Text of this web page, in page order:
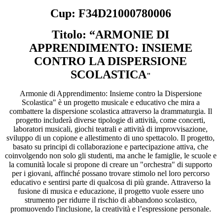
Cup: F34D21000780006
Titolo: “ARMONIE DI
APPRENDIMENTO: INSIEME
CONTRO LA DISPERSIONE
SCOLASTICA"
Armonie di Apprendimento: Insieme contro la Dispersione
Scolastica" è un progetto musicale e educativo che mira a
combattere la dispersione scolastica attraverso la drammaturgia. Il
progetto includerà diverse tipologie di attività, come concerti,
laboratori musicali, giochi teatrali e attività di improvvisazione,
sviluppo di un copione e allestimento di uno spettacolo. Il progetto,
basato su principi di collaborazione e partecipazione attiva, che
coinvolgendo non solo gli studenti, ma anche le famiglie, le scuole e
la comunità locale si propone di creare un "orchestra" di supporto
per i giovani, affinché possano trovare stimolo nel loro percorso
educativo e sentirsi parte di qualcosa di più grande. Attraverso la
fusione di musica e educazione, il progetto vuole essere uno
strumento per ridurre il rischio di abbandono scolastico,
promuovendo l'inclusione, la creatività e l’espressione personale.